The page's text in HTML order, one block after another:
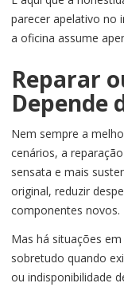
parecer apelativo no
a oficina assume
Reparar
Depende
Nem sempre a
cenários, a
sensata e mais
original, reduzir
componentes novos.
Mas há situações
sobretudo quando
ou indisponibilidade